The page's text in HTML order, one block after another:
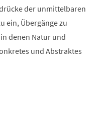
der unmittelbaren
ein, Übergänge zu
denen Natur und
und Abstraktes